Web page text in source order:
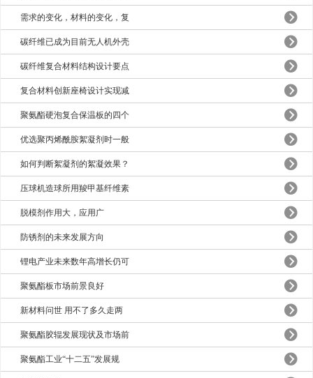
需求的变化，材料的变化，复
碳纤维已成为目前无人机外壳
碳纤维复合材料结构设计要点
复合材料创新座椅设计实现减
聚氨酯硬泡复合保温板的四个
优选聚丙烯酰胺絮凝剂时一般
如何判断絮凝剂的絮凝效果？
压球机造球所用羧甲基纤维素
脱模剂作用大，应用广
防锈剂的未来发展方向
锂电产业未来数年高增长仍可
聚氨酯板市场前景良好
新材料问世 用不了多久走两
聚氨酯胶辊发展现状及市场前
聚氨酯工业“十二五”发展规